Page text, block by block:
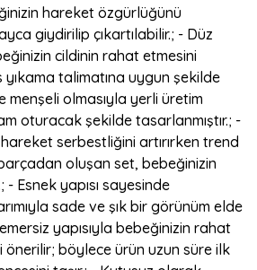
hareket özgürlüğünü
giydirilip çıkartılabilir.; - Düz
cildinin rahat etmesini
talimatına uygun şekilde
menşeli olmasıyla yerli üretim
oturacak şekilde tasarlanmıştır.; -
serbestliğini artırırken trend
oluşan set, bebeğinizin
Esnek yapısı sayesinde
sade ve şık bir görünüm elde
yapısıyla bebeğinizin rahat
önerilir; böylece ürün uzun süre ilk